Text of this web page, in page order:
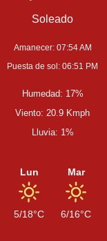
Soleado
Amanecer: 07:54 AM
Puesta de sol: 06:51 PM
Humedad: 17%
Viento: 20.9 Kmph
Lluvia: 1%
Lun
5/18°C
Mar
6/16°C